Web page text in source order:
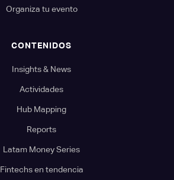
Organiza tu evento
CONTENIDOS
Insights & News
Actividades
Hub Mapping
Reports
Latam Money Series
Fintechs en tendencia